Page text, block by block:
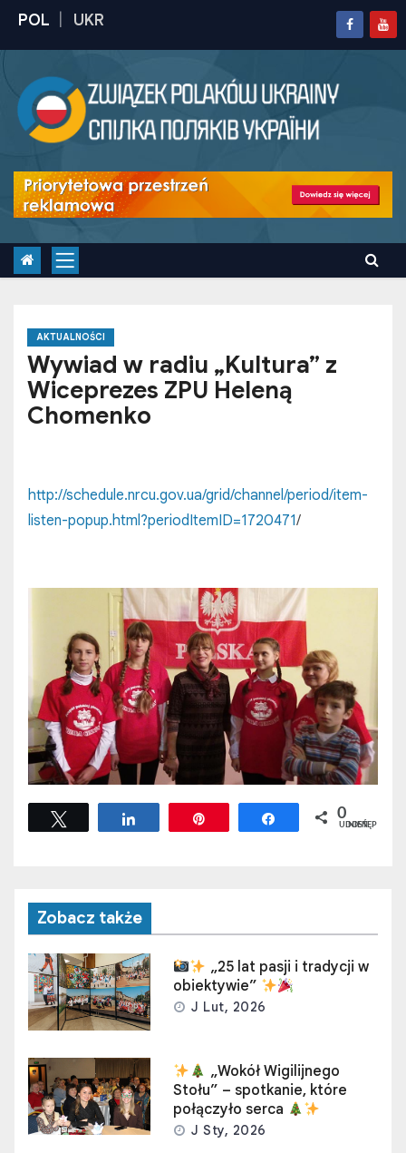
t
AKTUALNOŚCI
Wywiad w radiu „Kultura” z
Wiceprezes ZPU Heleną
Chomenko
http://schedule.nrcu.gov.ua/grid/channel/period/item-
listen-popup.html?periodItemID=1720471/
Udostępnij Udostępnij
0
UDOSTĘPNIEŃ
Zobacz także
„25 lat pasji i tradycji w
obiektywie”
J Lut, 2026
„Wokół Wigilijnego
Stołu” – spotkanie, które
połączyło serca
J Sty, 2026